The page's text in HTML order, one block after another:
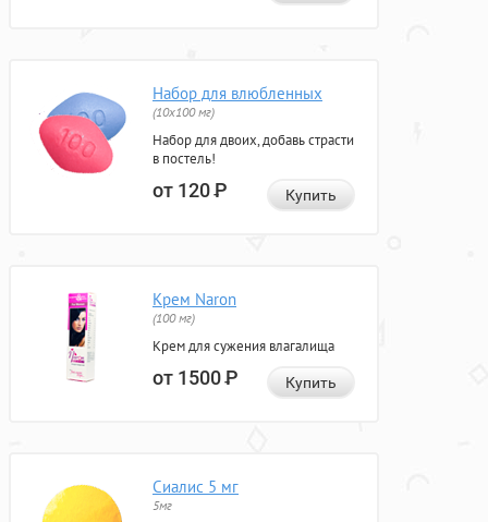
Набор для влюбленных
(10х100 мг)
Набор для двоих, добавь страсти
в постель!
от 120Р Купить
Крем Naron
(100 мг)
Крем для сужения влагалища
от 1500Р Купить
Сиалис 5 мг
5мг